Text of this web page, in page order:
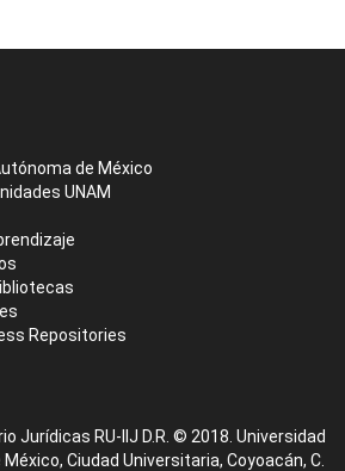
de México
UNAM
Repositories
Jurídicas RU-IIJ D.R. © 2018. Universidad
Ciudad Universitaria, Coyoacán, C.